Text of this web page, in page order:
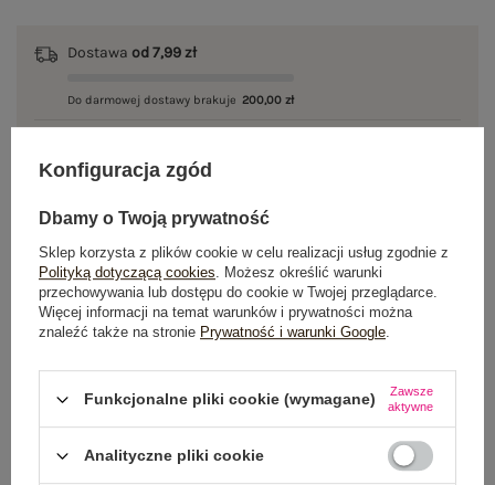
Dostawa od 7,99 zł
Do darmowej dostawy brakuje 200,00 zł
100 dni na zwrot
OPIS PRODUKTU
GŁÓWNE PARAMETRY
Konfiguracja zgód
Dbamy o Twoją prywatność
Sklep korzysta z plików cookie w celu realizacji usług zgodnie z
Polityką dotyczącą cookies. Możesz określić warunki
przechowywania lub dostępu do cookie w Twojej przeglądarce.
Więcej informacji na temat warunków i prywatności można
znaleźć także na stronie Prywatność i warunki Google.
Funkcjonalne pliki cookie (wymagane)
Zawsze
aktywne
Analityczne pliki cookie